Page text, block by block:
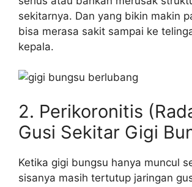
sekitarnya. Dan yang bikin makin
bisa merasa sakit sampai ke
kepala.
2. Perikoronitis
Gusi Sekitar Gigi
Ketika gigi bungsu hanya muncul
sisanya masih tertutup jaringan